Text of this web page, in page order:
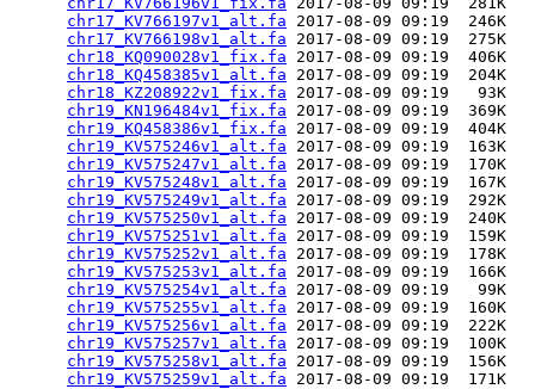
chr17_KV766197v1_alt.fa 2017-08-09 09:19  246K
chr17_KV766198v1_alt.fa 2017-08-09 09:19  275K
chr18_KQ090028v1_fix.fa 2017-08-09 09:19  406K
chr18_KQ458385v1_alt.fa 2017-08-09 09:19  204K
chr18_KZ208922v1_fix.fa 2017-08-09 09:19   93K
chr19_KN196484v1_fix.fa 2017-08-09 09:19  369K
chr19_KQ458386v1_fix.fa 2017-08-09 09:19  404K
chr19_KV575246v1_alt.fa 2017-08-09 09:19  163K
chr19_KV575247v1_alt.fa 2017-08-09 09:19  170K
chr19_KV575248v1_alt.fa 2017-08-09 09:19  167K
chr19_KV575249v1_alt.fa 2017-08-09 09:19  292K
chr19_KV575250v1_alt.fa 2017-08-09 09:19  240K
chr19_KV575251v1_alt.fa 2017-08-09 09:19  159K
chr19_KV575252v1_alt.fa 2017-08-09 09:19  178K
chr19_KV575253v1_alt.fa 2017-08-09 09:19  166K
chr19_KV575254v1_alt.fa 2017-08-09 09:19   99K
chr19_KV575255v1_alt.fa 2017-08-09 09:19  160K
chr19_KV575256v1_alt.fa 2017-08-09 09:19  222K
chr19_KV575257v1_alt.fa 2017-08-09 09:19  100K
chr19_KV575258v1_alt.fa 2017-08-09 09:19  156K
chr19_KV575259v1_alt.fa 2017-08-09 09:19  171K